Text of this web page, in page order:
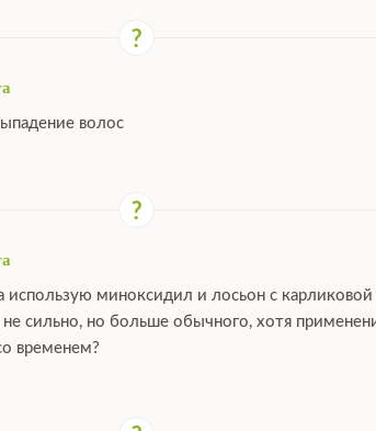
волос
миноксидил и лосьон с
не сильно, но больше обычного, хотя
временем?